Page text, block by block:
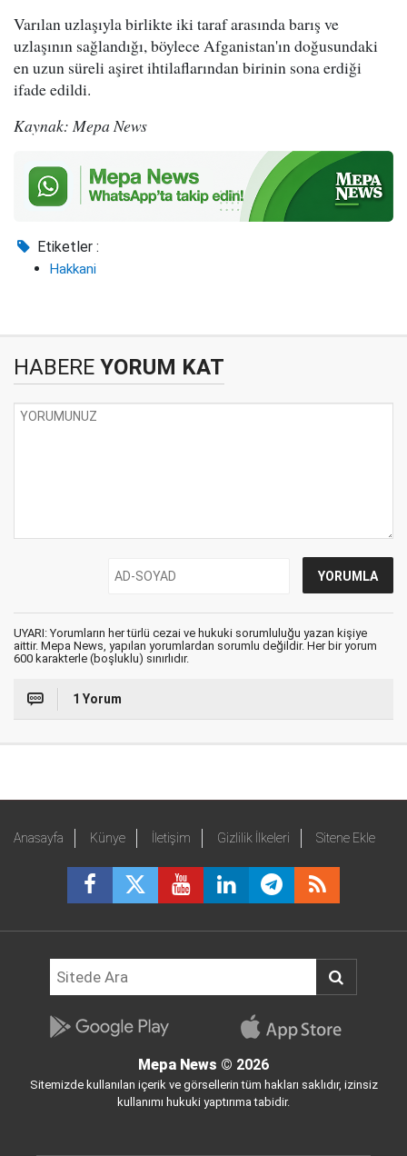
Varılan uzlaşıyla birlikte iki taraf arasında barış ve
uzlaşının sağlandığı, böylece Afganistan'ın doğusundaki
en uzun süreli aşiret ihtilaflarından birinin sona erdiği
ifade edildi.
Kaynak: Mepa News
Etiketler :
Hakkani
HABERE YORUM KAT
UYARI: Yorumların her türlü cezai ve hukuki sorumluluğu yazan kişiye
aittir. Mepa News, yapılan yorumlardan sorumlu değildir. Her bir yorum
600 karakterle (boşluklu) sınırlıdır.
1 Yorum
Anasayfa Künye İletişim Gizlilik İlkeleri Sitene Ekle
Mepa News © 2026
Sitemizde kullanılan içerik ve görsellerin tüm hakları saklıdır, izinsiz
kullanımı hukuki yaptırıma tabidir.